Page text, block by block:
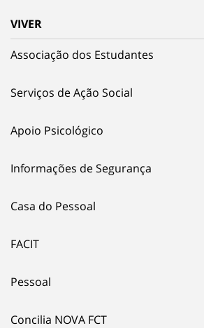
VIVER
Associação dos Estudantes
Serviços de Ação Social
Apoio Psicológico
Informações de Segurança
Casa do Pessoal
FACIT
Pessoal
Concilia NOVA FCT